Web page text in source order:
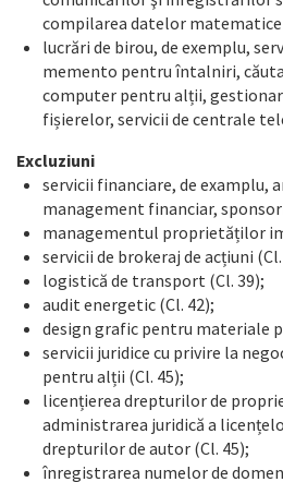
compilarea datelor
lucrări de birou, de exemplu,
memento pentru întalniri,
computer pentru alții,
fișierelor, servicii de centrale
Excluziuni
servicii financiare, de examplu,
management financiar,
managementul proprietăților
servicii de brokeraj de acțiuni
logistică de transport (Cl. 39);
audit energetic (Cl. 42);
design grafic pentru materiale
servicii juridice cu privire la
pentru alții (Cl. 45);
licențierea drepturilor de
administrarea juridică a
drepturilor de autor (Cl. 45);
înregistrarea numelor de